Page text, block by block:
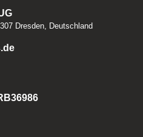
Dresden, Deutschland